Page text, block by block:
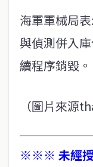
海軍軍械局
與偵測併入
續程序銷毀。
（圖片來源
※※※ 未經